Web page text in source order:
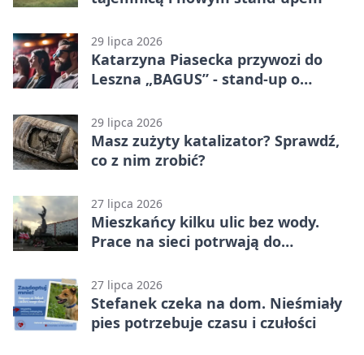
29 lipca 2026
Katarzyna Piasecka przywozi do
Leszna „BAGUS” - stand-up o
29 lipca 2026
Masz zużyty katalizator? Sprawdź,
co z nim zrobić?
27 lipca 2026
Mieszkańcy kilku ulic bez wody.
Prace na sieci potrwają do
27 lipca 2026
Stefanek czeka na dom. Nieśmiały
pies potrzebuje czasu i czułości